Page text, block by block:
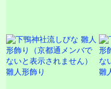
雛人形飾り 雛